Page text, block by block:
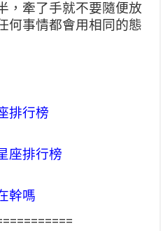
，牽了手就不要隨便放
何事情都會用相同的態
排行榜
座排行榜
幹嗎